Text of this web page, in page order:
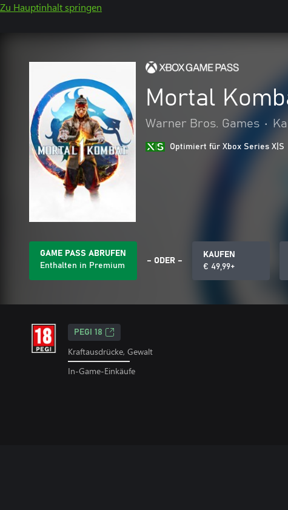
Zu Hauptinhalt springen
Mortal
Warner Bros. Games •
Optimiert für Xbox Series X|S
GAME PASS ABRUFEN
Enthalten in Premium
– ODER –
KAUFEN
€ 49,99+
PEGI 18
Kraftausdrücke, Gewalt
In-Game-Einkäufe